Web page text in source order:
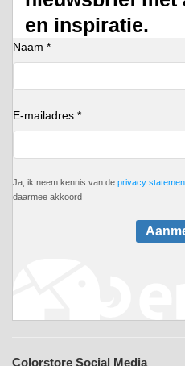
en inspiratie.
Naam *
E-mailadres *
Ja, ik neem kennis van de privacy
daarmee akkoord
Colorstore Social Media